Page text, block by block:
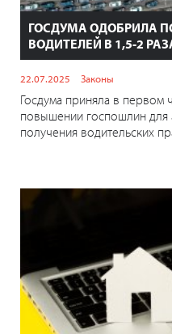
ГОСДУМА ОДОБРИЛА
ВОДИТЕЛЕЙ В 1,5-2
22.07.2025 Законы
Госдума приняла в первом
повышении госпошлин для
получения водительских